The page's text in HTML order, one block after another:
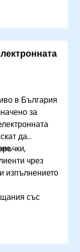
в България
за
да
чрез
изпълнението
със